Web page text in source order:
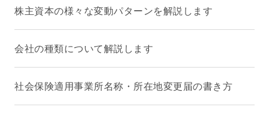
株主資本の様々な変動パターンを解説します
会社の種類について解説します
社会保険適用事業所名称・所在地変更届の書き方